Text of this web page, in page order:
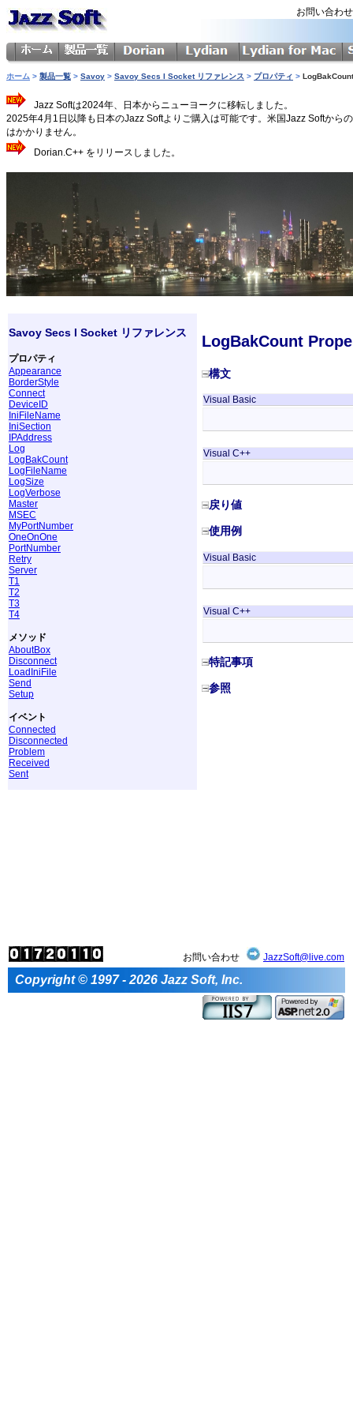
お問い合わ
ホーム > 製品一覧 > Savoy > Savoy Secs I Socket リファレンス > プロパティ > LogBakCount
Jazz Softは2024年、日本からニューヨークに移転しました。
2025年4月1日以降も日本のJazz Softよりご購入は可能です。米国Jazz Softから
はかかりません。
Dorian.C++ をリリースしました。
Savoy Secs I Socket リファレンス
プロパティ
Appearance
BorderStyle
Connect
DeviceID
IniFileName
IniSection
IPAddress
Log
LogBakCount
LogFileName
LogSize
LogVerbose
Master
MSEC
MyPortNumber
OneOnOne
PortNumber
Retry
Server
T1
T2
T3
T4
メソッド
AboutBox
Disconnect
LoadIniFile
Send
Setup
イベント
Connected
Disconnected
Problem
Received
Sent
LogBakCount
構文
Visual Basic
Visual C++
戻り値
使用例
Visual Basic
Visual C++
特記事項
参照
お問い合わせ JazzSoft@live.com
Copyright © 1997 - 2026 Jazz Soft, Inc.